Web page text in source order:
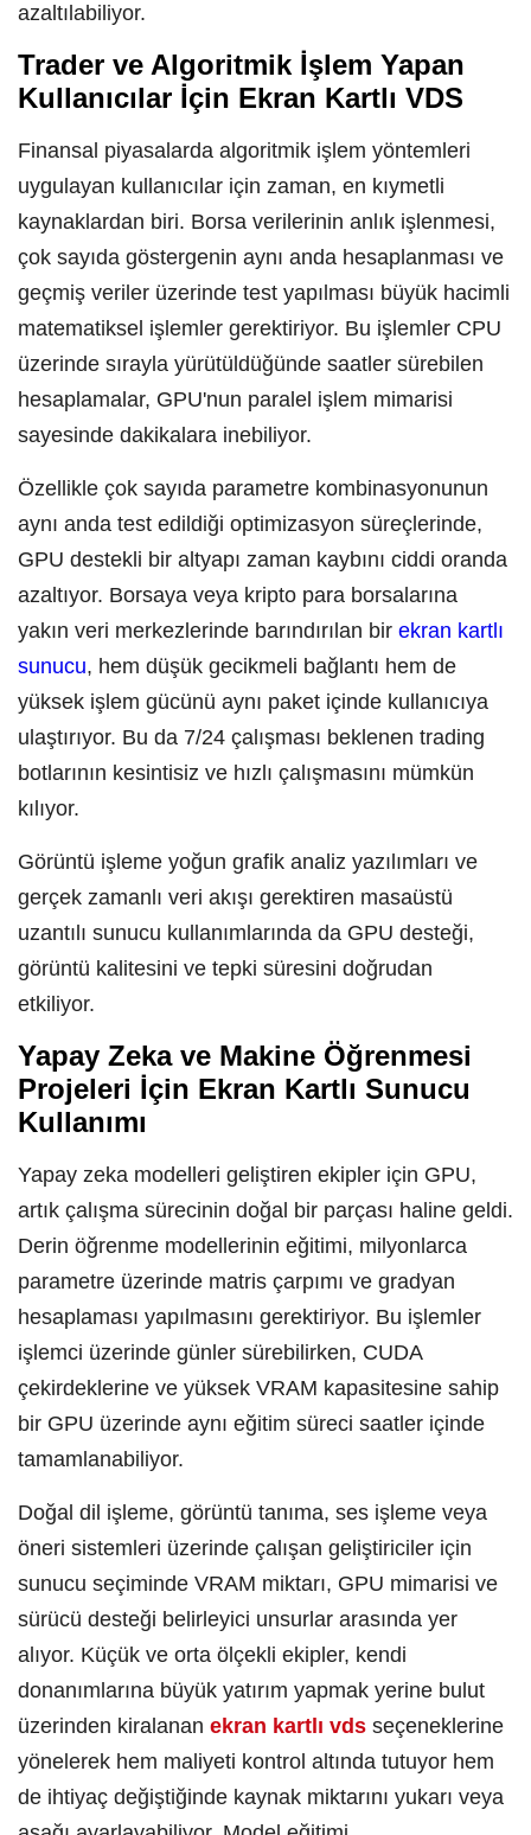
azaltılabiliyor.
Trader ve Algoritmik İşlem Yapan
Kullanıcılar İçin Ekran Kartlı VDS
Finansal piyasalarda algoritmik işlem yöntemleri
uygulayan kullanıcılar için zaman, en kıymetli
kaynaklardan biri. Borsa verilerinin anlık işlenmesi,
çok sayıda göstergenin aynı anda hesaplanması ve
geçmiş veriler üzerinde test yapılması büyük hacimli
matematiksel işlemler gerektiriyor. Bu işlemler CPU
üzerinde sırayla yürütüldüğünde saatler sürebilen
hesaplamalar, GPU'nun paralel işlem mimarisi
sayesinde dakikalara inebiliyor.
Özellikle çok sayıda parametre kombinasyonunun
aynı anda test edildiği optimizasyon süreçlerinde,
GPU destekli bir altyapı zaman kaybını ciddi oranda
azaltıyor. Borsaya veya kripto para borsalarına
yakın veri merkezlerinde barındırılan bir ekran kartlı
sunucu, hem düşük gecikmeli bağlantı hem de
yüksek işlem gücünü aynı paket içinde kullanıcıya
ulaştırıyor. Bu da 7/24 çalışması beklenen trading
botlarının kesintisiz ve hızlı çalışmasını mümkün
kılıyor.
Görüntü işleme yoğun grafik analiz yazılımları ve
gerçek zamanlı veri akışı gerektiren masaüstü
uzantılı sunucu kullanımlarında da GPU desteği,
görüntü kalitesini ve tepki süresini doğrudan
etkiliyor.
Yapay Zeka ve Makine Öğrenmesi
Projeleri İçin Ekran Kartlı Sunucu
Kullanımı
Yapay zeka modelleri geliştiren ekipler için GPU,
artık çalışma sürecinin doğal bir parçası haline geldi.
Derin öğrenme modellerinin eğitimi, milyonlarca
parametre üzerinde matris çarpımı ve gradyan
hesaplaması yapılmasını gerektiriyor. Bu işlemler
işlemci üzerinde günler sürebilirken, CUDA
çekirdeklerine ve yüksek VRAM kapasitesine sahip
bir GPU üzerinde aynı eğitim süreci saatler içinde
tamamlanabiliyor.
Doğal dil işleme, görüntü tanıma, ses işleme veya
öneri sistemleri üzerinde çalışan geliştiriciler için
sunucu seçiminde VRAM miktarı, GPU mimarisi ve
sürücü desteği belirleyici unsurlar arasında yer
alıyor. Küçük ve orta ölçekli ekipler, kendi
donanımlarına büyük yatırım yapmak yerine bulut
üzerinden kiralanan ekran kartlı vds seçeneklerine
yönelerek hem maliyeti kontrol altında tutuyor hem
de ihtiyaç değiştiğinde kaynak miktarını yukarı veya